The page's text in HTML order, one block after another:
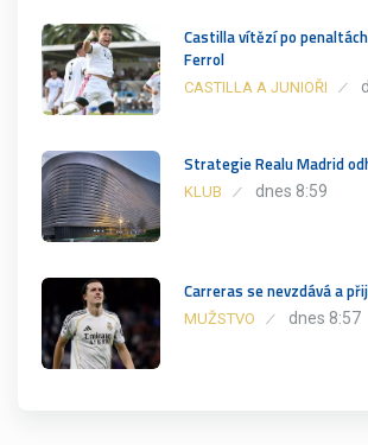
Castilla vítězí po
Ferrol
CASTILLA A JUNIOŘI
Strategie Realu Madrid
KLUB dnes 8:59
Carreras se nevzdává a
MUŽSTVO dnes 8:57